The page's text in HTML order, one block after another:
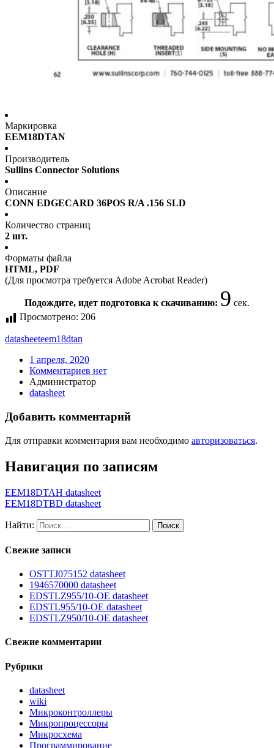
Маркировка
EEM18DTAN
Производитель
Sullins Connector Solutions
Описание
CONN EDGECARD 36POS R/A .156 SLD
Количество страниц
2 шт.
Форматы файла
HTML, PDF
(Для просмотра требуется Adobe Acrobat Reader)
Подождите, идет подготовка к скачиванию: 9 сек.
Просмотрено: 206
datasheeteem18dtan
1 апреля, 2020
Комментариев нет
Администратор
datasheet
Добавить комментарий
Для отправки комментария вам необходимо авторизоваться.
Навигация по записям
EEM18DTAH datasheet
EEM18DTBD datasheet
Найти:
Свежие записи
OSTTJ075152 datasheet
1946570000 datasheet
EDSTLZ955/10-OE datasheet
EDSTL955/10-OE datasheet
EDSTLZ950/10-OE datasheet
Свежие комментарии
Рубрики
datasheet
wiki
Микроконтроллеры
Микропроцессоры
Микросхема
Программирование